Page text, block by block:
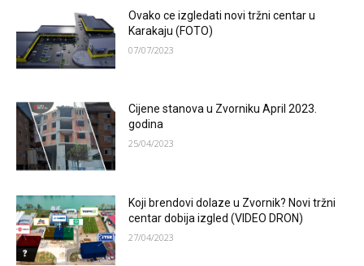
Ovako ce izgledati novi tržni centar u
Karakaju (FOTO)
07/07/2023
Cijene stanova u Zvorniku April 2023.
godina
25/04/2023
Koji brendovi dolaze u Zvornik? Novi tržni
centar dobija izgled (VIDEO DRON)
27/04/2023